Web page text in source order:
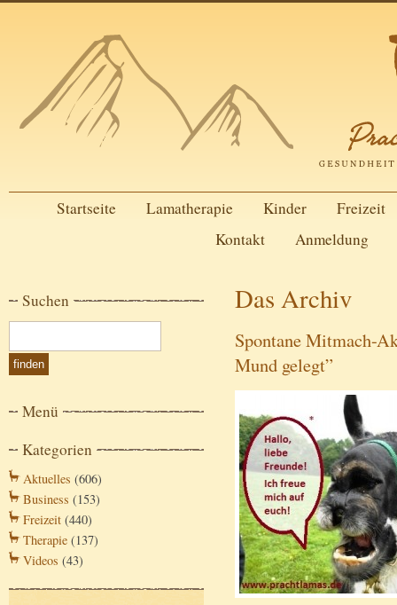
Startseite Lamatherapie Kinder
Freizeit
Kontakt
Anmeldung
Suchen
Menü
Kategorien
Aktuelles (606)
Business (153)
Freizeit (440)
Therapie (137)
Videos (43)
Das Archiv
Spontane Mitmach-
Mund gelegt”